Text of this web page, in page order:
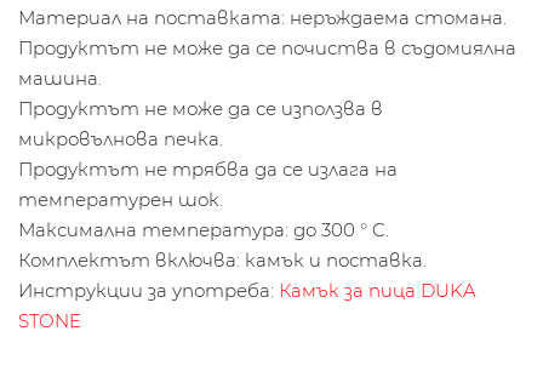
Материал на поставката: неръждаема стомана.
Продуктът не може да се почиства в съдомиялна
машина.
Продуктът не може да се използва в
микровълнова печка.
Продуктът не трябва да се излага на
температурен шок.
Максимална температура: до 300 ° C.
Комплектът включва: камък и поставка.
Инструкции за употреба: Кaмък за пица DUKA
STONE